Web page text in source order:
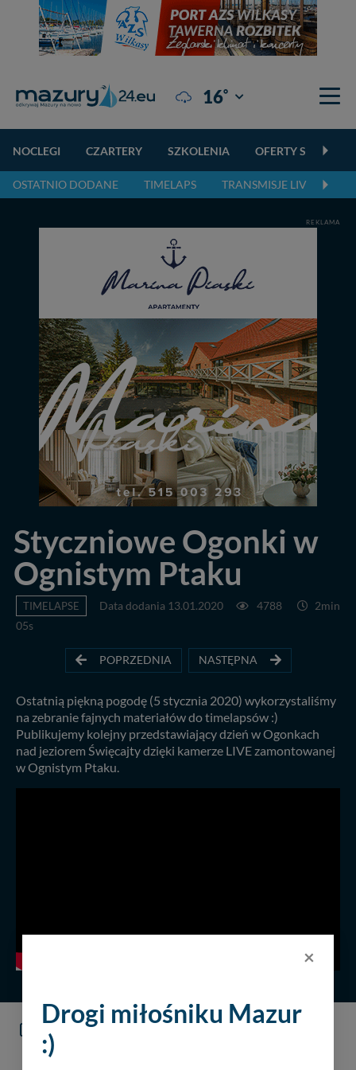
16° Giżycko
NOCLEGI CZARTERY SZKOLENIA OFERTY
OSTATNIO DODANE TIMELAPS TRANSMISJE LIVE
REKLAMA
Styczniowe Ogonki w
Ognistym Ptaku
TIMELAPSE Data dodania 13.01.2020 4788
2min
05s
POPRZEDNIA NASTĘPNA
Ostatnią piękną pogodę (5 stycznia 2020) wykorzystaliśmy
na zebranie fajnych materiałów do timelapsów :)
Publikujemy kolejny przedstawiający dzień w Ogonkach
nad jeziorem Święcajty dzięki kamerze LIVE zamontowanej
w Ognistym Ptaku.
KOMENTARZE
×
Drogi miłośniku Mazur
:)